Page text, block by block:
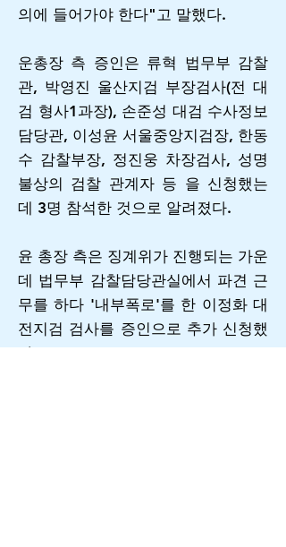
의에 들어가야 한다"고 말했다.
운총장 측 증인은 류혁 법무부 감찰
관, 박영진 울산지검 부장검사(전 대
검 형사1과장), 손준성 대검 수사정보
담당관, 이성윤 서울중앙지검장, 한동
수 감찰부장, 정진웅 차장검사, 성명
불상의 검찰 관계자 등 을 신청했는
데 3명 참석한 것으로 알려졌다.
윤 총장 측은 징계위가 진행되는 가운
데 법무부 감찰담당관실에서 파견 근
무를 하다 '내부폭로'를 한 이정화 대
전지검 검사를 증인으로 추가 신청했
다.